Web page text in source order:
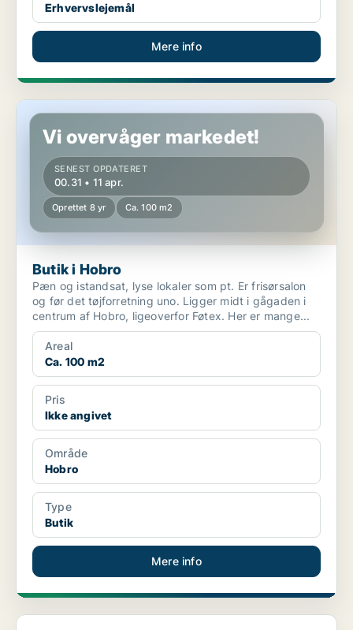
Erhvervslejemål
Mere info
Butik i Hobro
Vi overvåger markedet!
SENEST OPDATERET
00.31 • 11 apr.
Oprettet 8 yr Ca. 100 m2
Butik i Hobro
Pæn og istandsat, lyse lokaler som pt. Er frisørsalon
og før det tøjforretning uno. Ligger midt i gågaden i
centrum af Hobro, ligeoverfor Føtex. Her er mange...
Areal
Ca. 100 m2
Pris
Ikke angivet
Område
Hobro
Type
Butik
Mere info
Boligudlejningsejendom i Ebeltoft